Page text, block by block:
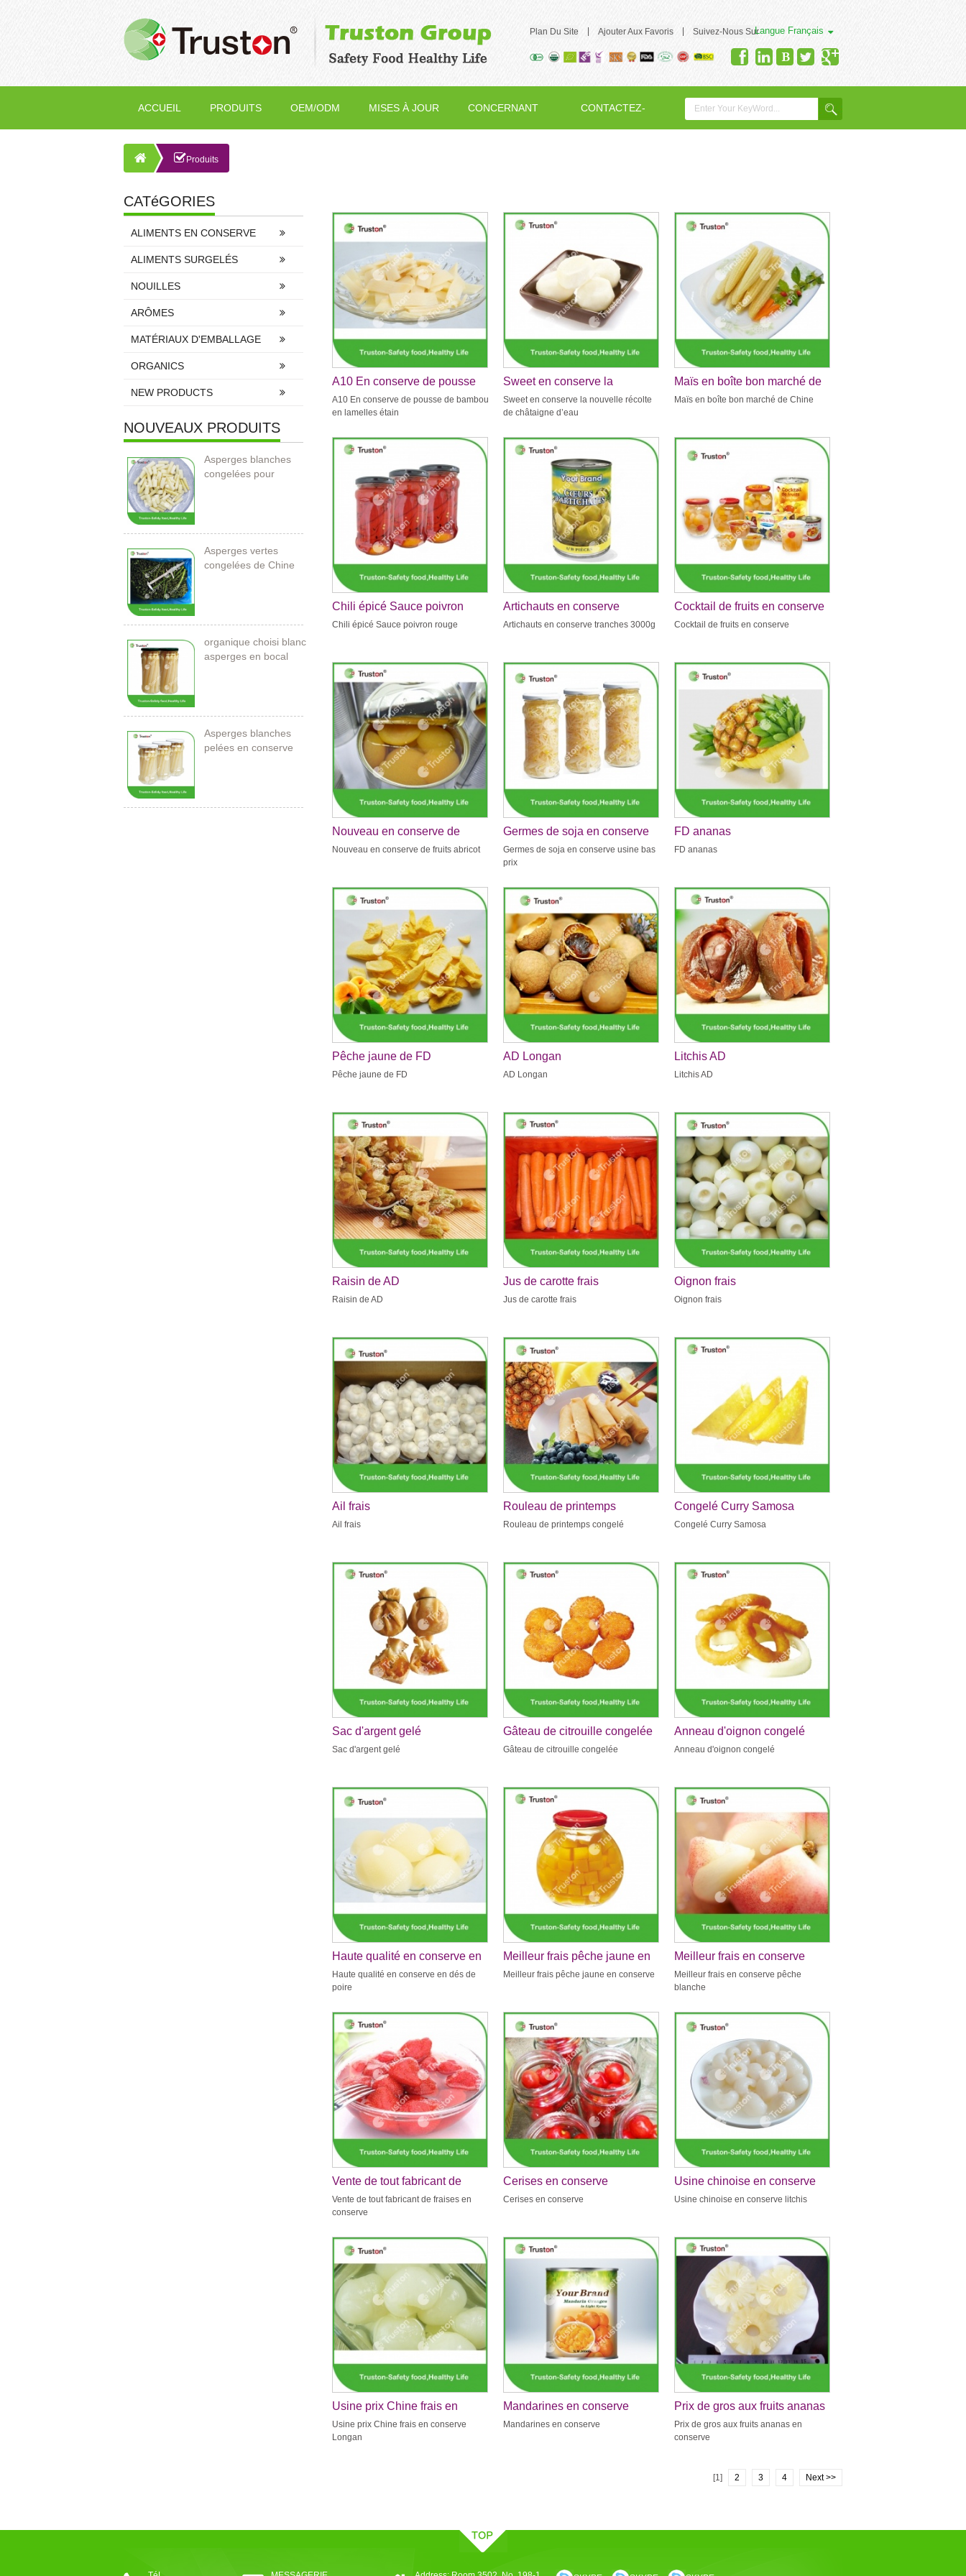
Plan Du Site Ajouter Aux Favoris Suivez-Nous SurLangue Français
ACCUEIL PRODUITS OEM/ODM MISES À JOUR CONCERNANT CONTACTEZ-
Produits
CATéGORIES
ALIMENTS EN CONSERVE
ALIMENTS SURGELÉS
NOUILLES
ARÔMES
MATÉRIAUX D'EMBALLAGE
ORGANICS
NEW PRODUCTS
NOUVEAUX PRODUITS
Asperges blanches
congelées pour
Asperges vertes
congelées de Chine
organique choisi blanc
asperges en bocal
Asperges blanches
pelées en conserve
A10 En conserve de pousse
de bambou en lamelles étain
A10 En conserve de pousse de bambou
en lamelles étain
Sweet en conserve la
nouvelle récolte de châtaigne
d’eau
Sweet en conserve la nouvelle récolte
de châtaigne d’eau
Maïs en boîte bon marché de
Chine
Maïs en boîte bon marché de Chine
Chili épicé Sauce poivron
rouge
Chili épicé Sauce poivron rouge
Artichauts en conserve
tranches 3000g
Artichauts en conserve tranches 3000g
Cocktail de fruits en conserve
Cocktail de fruits en conserve
Nouveau en conserve de
fruits abricot
Nouveau en conserve de fruits abricot
Germes de soja en conserve
usine bas prix
Germes de soja en conserve usine bas
prix
FD ananas
FD ananas
Pêche jaune de FD
Pêche jaune de FD
AD Longan
AD Longan
Litchis AD
Litchis AD
Raisin de AD
Raisin de AD
Jus de carotte frais
Jus de carotte frais
Oignon frais
Oignon frais
Ail frais
Ail frais
Rouleau de printemps
congelé
Rouleau de printemps congelé
Congelé Curry Samosa
Congelé Curry Samosa
Sac d'argent gelé
Sac d'argent gelé
Gâteau de citrouille congelée
Gâteau de citrouille congelée
Anneau d'oignon congelé
Anneau d'oignon congelé
Haute qualité en conserve en
dés de poire
Haute qualité en conserve en dés de
poire
Meilleur frais pêche jaune en
conserve
Meilleur frais pêche jaune en conserve
Meilleur frais en conserve
pêche blanche
Meilleur frais en conserve pêche
blanche
Vente de tout fabricant de
fraises en conserve
Vente de tout fabricant de fraises en
conserve
Cerises en conserve
Cerises en conserve
Usine chinoise en conserve
litchis
Usine chinoise en conserve litchis
Usine prix Chine frais en
conserve Longan
Usine prix Chine frais en conserve
Longan
Mandarines en conserve
Mandarines en conserve
Prix de gros aux fruits ananas
en conserve
Prix de gros aux fruits ananas en
conserve
[1] 2 3 4 Next >>